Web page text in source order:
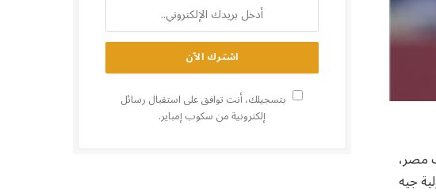
مصر،
جيه
بتسجيلك، أنت توافق على استقبال رسائل
إلكترونية من سكوب إمباير.